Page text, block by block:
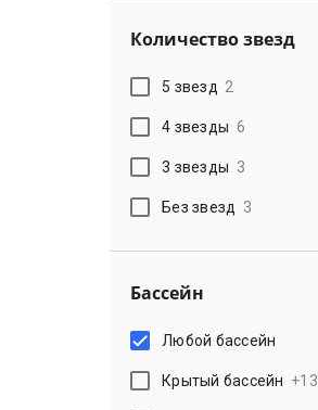
Количество звезд
5 звезд 2
4 звезды 6
3 звезды 3
Без звезд 3
Бассейн
Любой бассейн
Крытый бассейн +13